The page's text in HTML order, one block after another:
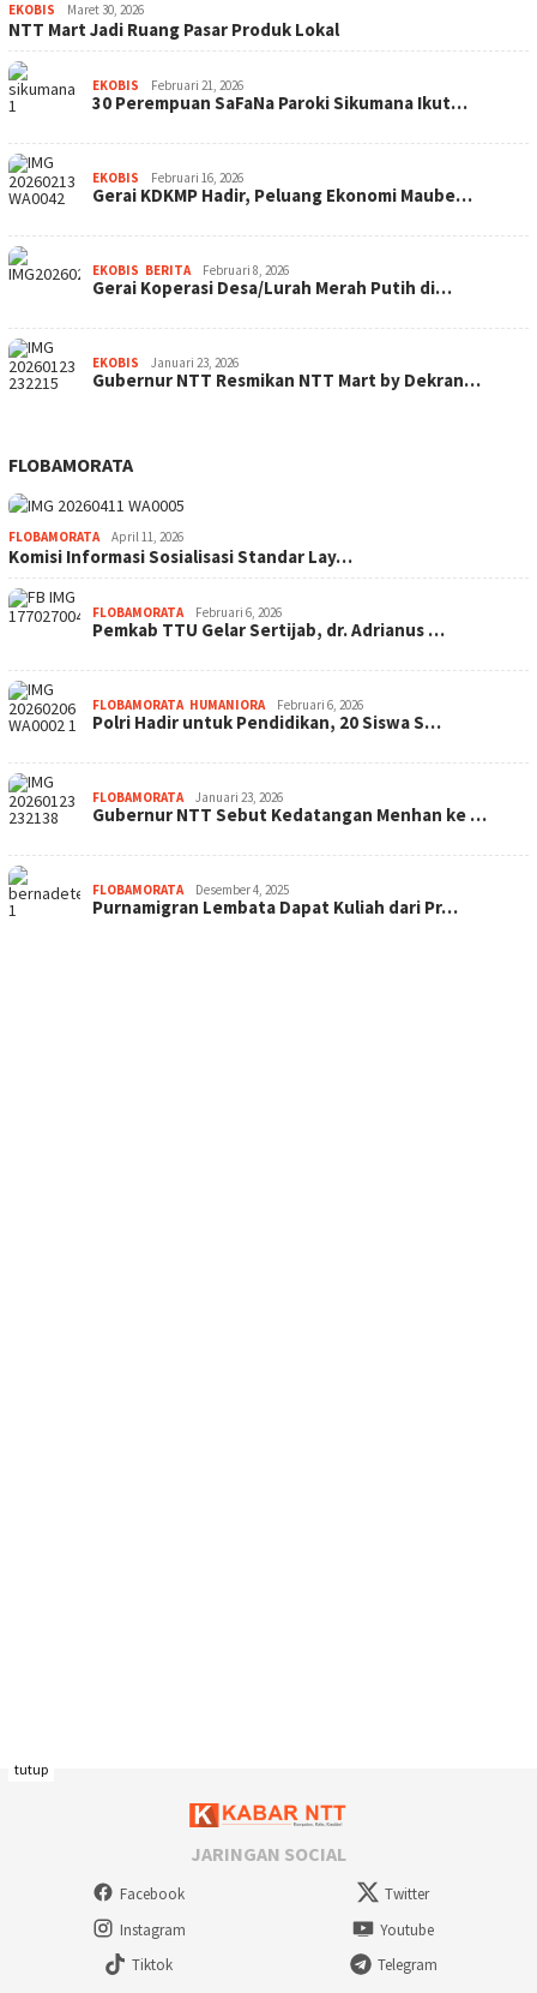
EKOBIS Maret 30, 2026
NTT Mart Jadi Ruang Pasar Produk Lokal
EKOBIS Februari 21, 2026
30 Perempuan SaFaNa Paroki Sikumana Ikut…
EKOBIS Februari 16, 2026
Gerai KDKMP Hadir, Peluang Ekonomi Maube…
EKOBIS BERITA Februari 8, 2026
Gerai Koperasi Desa/Lurah Merah Putih di…
EKOBIS Januari 23, 2026
Gubernur NTT Resmikan NTT Mart by Dekran…
FLOBAMORATA
FLOBAMORATA April 11, 2026
Komisi Informasi Sosialisasi Standar Lay…
FLOBAMORATA Februari 6, 2026
Pemkab TTU Gelar Sertijab, dr. Adrianus …
FLOBAMORATA, HUMANIORA Februari 6, 2026
Polri Hadir untuk Pendidikan, 20 Siswa S…
FLOBAMORATA Januari 23, 2026
Gubernur NTT Sebut Kedatangan Menhan ke …
FLOBAMORATA Desember 4, 2025
Purnamigran Lembata Dapat Kuliah dari Pr…
JARINGAN SOCIAL
Facebook
Twitter
Instagram
Youtube
Tiktok
Telegram
tutup